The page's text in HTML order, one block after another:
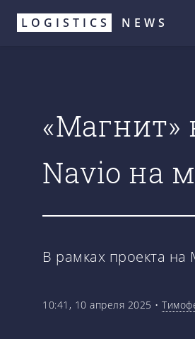
Перейти
LOGISTICS NEWS
«Магнит»
Navio на
В рамках проекта
10:41, 10 апреля 2025 •